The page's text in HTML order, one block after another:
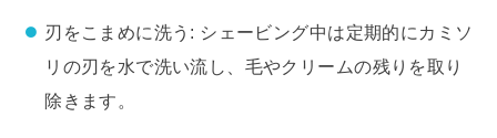
刃をこまめに洗う: シェービング中は定期的にカミソ
リの刃を水で洗い流し、毛やクリームの残りを取り
除きます。